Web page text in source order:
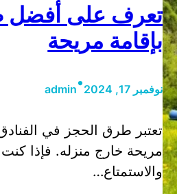
تعرف على أفضل
بإقامة مريحة
نوفمبر 17, 2024 •
admin
تعتبر طرق الحجز في
مريحة خارج منزله. فإذا
والاستمتاع…